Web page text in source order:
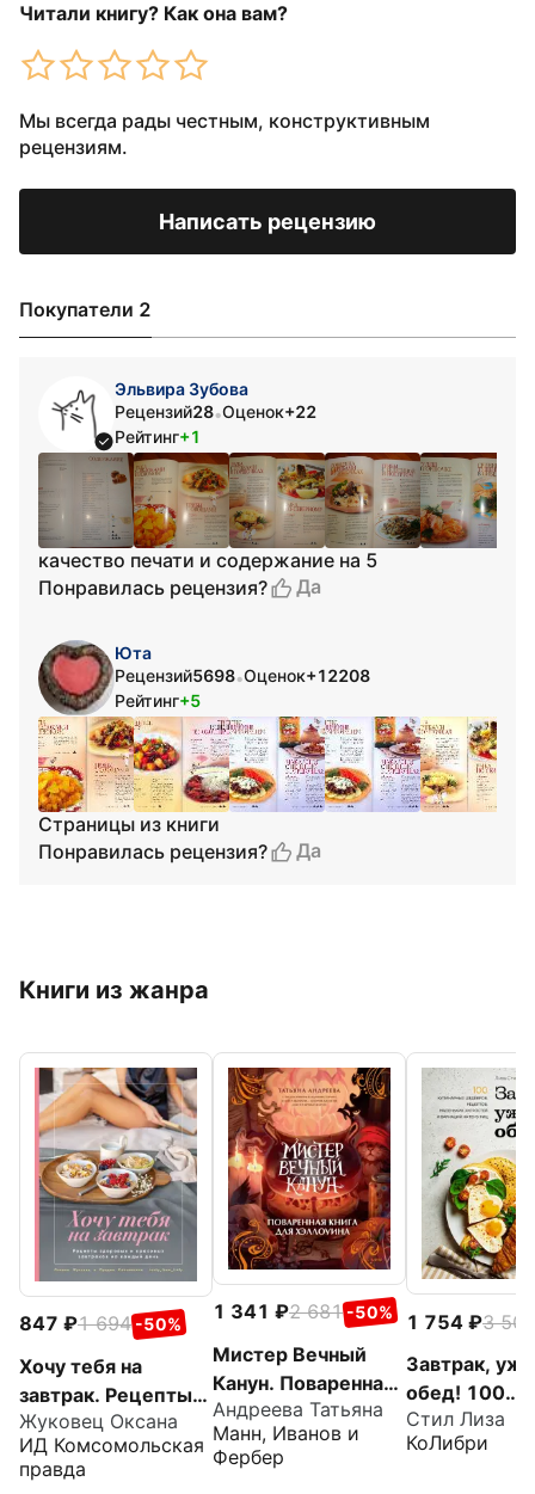
Читали книгу? Как она вам?
Мы всегда рады честным, конструктивным
рецензиям.
Написать рецензию
Покупатели 2
Эльвира Зубова
Рецензий28•Оценок+22
Рейтинг+1
качество печати и содержание на 5
Понравилась рецензия?
Да
Юта
Рецензий5698•Оценок+12208
Рейтинг+5
Страницы из книги
Понравилась рецензия?
Да
Книги из жанра
847 1 694 -50%
Хочу тебя на
завтрак. Рецепты
красивых и
здоровых
завтраков на
Жуковец Оксана
ИД Комсомольская
правда
1 341 2 681 -50%
Мистер Вечный
Канун. Поваренная
книга для
Хэллоуина
Андреева Татьяна
Манн, Иванов и
Фербер
1 754
3 507
Завтрак,
обед! 100
кулинарных
шедевров,
Стил Лиза
КоЛибри